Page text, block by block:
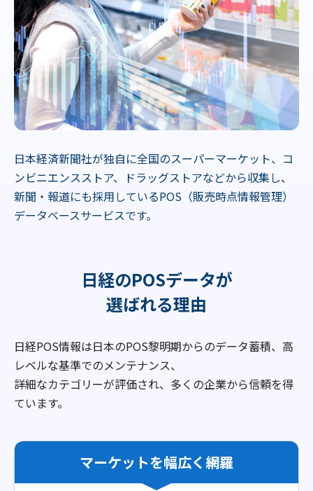
日本経済新聞社が独自に全国のスーパーマーケット、コ
ンビニエンスストア、ドラッグストアなどから収集し、
新聞・報道にも採用しているPOS（販売時点情報管理）
データベースサービスです。
日経のPOSデータが
選ばれる理由
日経POS情報は日本のPOS黎明期からのデータ蓄積、高
レベルな基準でのメンテナンス、
詳細なカテゴリーが評価され、多くの企業から信頼を得
ています。
マーケットを幅広く網羅